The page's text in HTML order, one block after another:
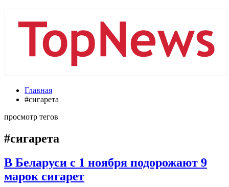
Главная
#сигарета
просмотр тегов
#сигарета
В Беларуси с 1 ноября подорожают 9
марок сигарет